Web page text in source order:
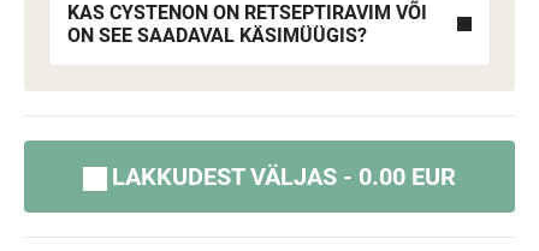
KAS CYSTENON ON RETSEPTIRAVIM VÕI
ON SEE SAADAVAL KÄSIMÜÜGIS?
LAKKUDEST VÄLJAS - 0.00 EUR